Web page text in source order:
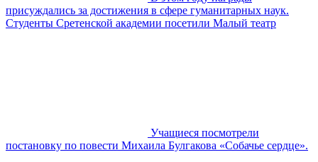
присуждались за достижения в сфере гуманитарных наук.
Студенты Сретенской академии посетили Малый театр
Учащиеся посмотрели
постановку по повести Михаила Булгакова «Собачье сердце».